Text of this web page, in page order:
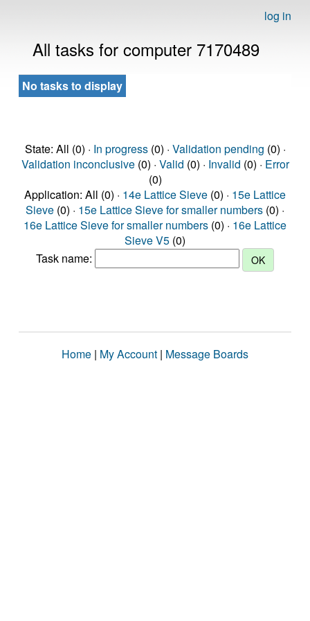
log in
All tasks for computer 7170489
No tasks to display
State: All (0) · In progress(0) · Validation pending (0) ·
Validation inconclusive(0) · Valid (0) · Invalid (0) · Error
(0)
Application: All (0) · 14e Lattice Sieve (0) · 15e Lattice
Sieve (0) · 15e Lattice Sieve for smaller numbers (0) ·
16e Lattice Sieve for smaller numbers (0) · 16e Lattice
Sieve V5 (0)
Task name:
Home | My Account | Message Boards